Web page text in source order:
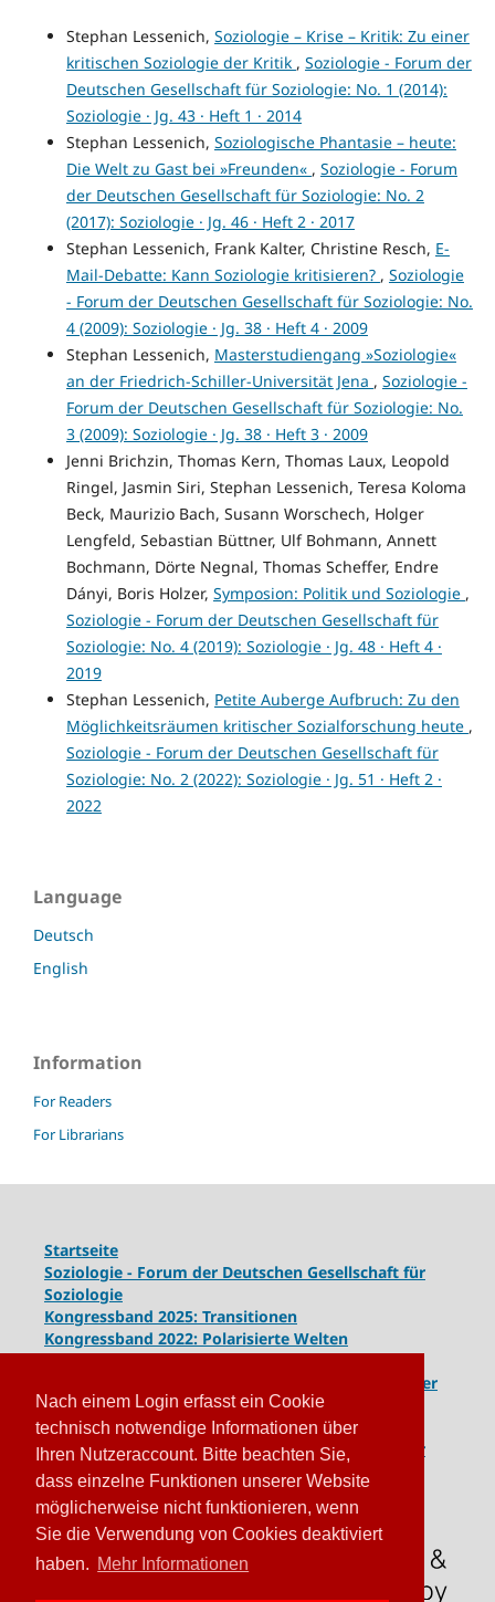
Nach einem Login erfasst ein Cookie
technisch notwendige Informationen über
Ihren Nutzeraccount. Bitte beachten Sie,
dass einzelne Funktionen unserer Website
möglicherweise nicht funktionieren, wenn
Sie die Verwendung von Cookies deaktiviert
haben. Mehr Informationen
Stephan Lessenich, Soziologie – Krise – Kritik: Zu einer
kritischen Soziologie der Kritik , Soziologie - Forum der
Deutschen Gesellschaft für Soziologie: No. 1 (2014):
Soziologie · Jg. 43 · Heft 1 · 2014
Stephan Lessenich, Soziologische Phantasie – heute:
Die Welt zu Gast bei »Freunden« , Soziologie - Forum
der Deutschen Gesellschaft für Soziologie: No. 2
(2017): Soziologie · Jg. 46 · Heft 2 · 2017
Stephan Lessenich, Frank Kalter, Christine Resch, E-
Mail-Debatte: Kann Soziologie kritisieren? , Soziologie
- Forum der Deutschen Gesellschaft für Soziologie: No.
4 (2009): Soziologie · Jg. 38 · Heft 4 · 2009
Stephan Lessenich, Masterstudiengang »Soziologie«
an der Friedrich-Schiller-Universität Jena , Soziologie -
Forum der Deutschen Gesellschaft für Soziologie: No.
3 (2009): Soziologie · Jg. 38 · Heft 3 · 2009
Jenni Brichzin, Thomas Kern, Thomas Laux, Leopold
Ringel, Jasmin Siri, Stephan Lessenich, Teresa Koloma
Beck, Maurizio Bach, Susann Worschech, Holger
Lengfeld, Sebastian Büttner, Ulf Bohmann, Annett
Bochmann, Dörte Negnal, Thomas Scheffer, Endre
Dányi, Boris Holzer, Symposion: Politik und Soziologie ,
Soziologie - Forum der Deutschen Gesellschaft für
Soziologie: No. 4 (2019): Soziologie · Jg. 48 · Heft 4 ·
2019
Stephan Lessenich, Petite Auberge Aufbruch: Zu den
Möglichkeitsräumen kritischer Sozialforschung heute ,
Soziologie - Forum der Deutschen Gesellschaft für
Soziologie: No. 2 (2022): Soziologie · Jg. 51 · Heft 2 ·
2022
Language
Deutsch
English
Information
For Readers
For Librarians
Startseite
Soziologie - Forum der Deutschen Gesellschaft für
Soziologie
Kongressband 2025: Transitionen
Kongressband 2022: Polarisierte Welten
Komplexe Dynamiken globaler
und lokaler Entwicklungen
Kongressband 2016: Geschlossene Gesellschaften
Kongressband 2014: Routinen der Krise - Krise der
Routinen